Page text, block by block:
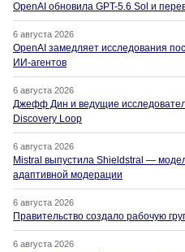
OpenAI обновила GPT-5.6 Sol и
6 августа 2026
OpenAI замедляет исследования
ИИ-агентов
6 августа 2026
Джефф Дин и ведущие
Discovery Loop
6 августа 2026
Mistral выпустила Shieldstral —
адаптивной модерации
6 августа 2026
Правительство создало рабочую
6 августа 2026